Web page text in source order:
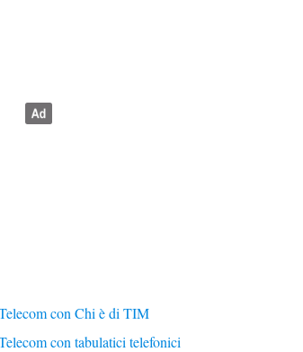
con Chi è di TIM
con tabulatici telefonici